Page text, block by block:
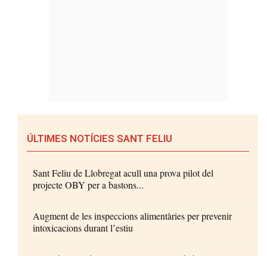
ÚLTIMES NOTÍCIES SANT FELIU
Sant Feliu de Llobregat acull una prova pilot del
projecte OBY per a bastons...
Augment de les inspeccions alimentàries per prevenir
intoxicacions durant l’estiu